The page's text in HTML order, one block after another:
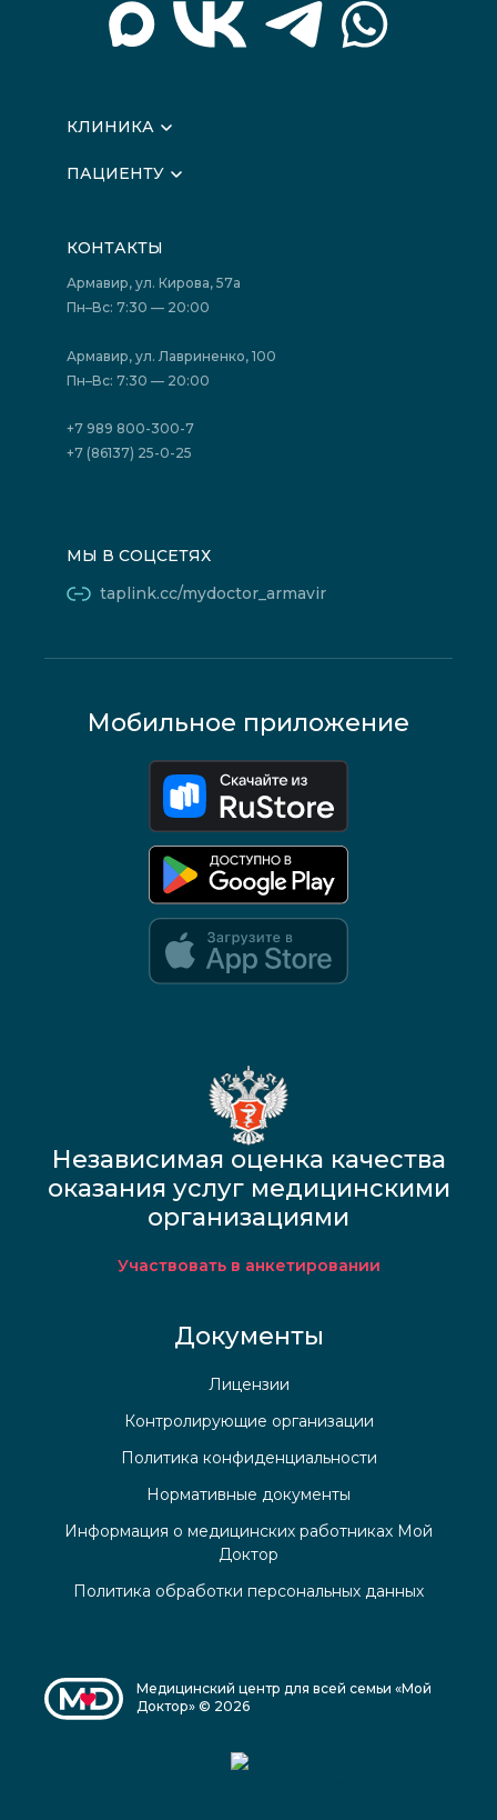
КЛИНИКА
Вышестоящие организации
Лицензии
Фотогалерея
Политика конфиденциальности
Акции
ПАЦИЕНТУ
Подготовка к сдаче анализов
Акции
Отзывы
Государственные программы
Юридическим лицам
КОНТАКТЫ
Армавир, ул. Кирова, 57а
Пн–Вс: 7:30 — 20:00
Армавир, ул. Лавриненко, 100
Пн–Вс: 7:30 — 20:00
+7 989 800-300-7
+7 (86137) 25-0-25
МЫ В СОЦСЕТЯХ
taplink.cc/mydoctor_armavir
Мобильное приложение
Независимая оценка качества
оказания услуг медицинскими
организациями
Участвовать в анкетировании
Документы
Лицензии
Контролирующие организации
Политика конфиденциальности
Нормативные документы
Информация о медицинских работниках Мой
Доктор
Политика обработки персональных данных
Медицинский центр для всей семьи «Мой
Доктор» © 2026